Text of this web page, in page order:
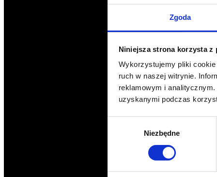
Zgoda
Niniejsza strona korzysta z
Wykorzystujemy pliki
ruch w naszej witrynie.
reklamowym i
uzyskanymi podczas
Niezbędne